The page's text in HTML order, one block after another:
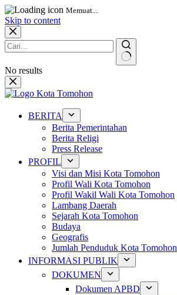
Memuat...
Skip to content
No results
BERITA
Berita Pemerintahan
Berita Religi
Press Release
PROFIL
Visi dan Misi Kota Tomohon
Profil Wali Kota Tomohon
Profil Wakil Wali Kota Tomohon
Lambang Daerah
Sejarah Kota Tomohon
Budaya
Geografis
Jumlah Penduduk Kota Tomohon
INFORMASI PUBLIK
DOKUMEN
Dokumen APBD